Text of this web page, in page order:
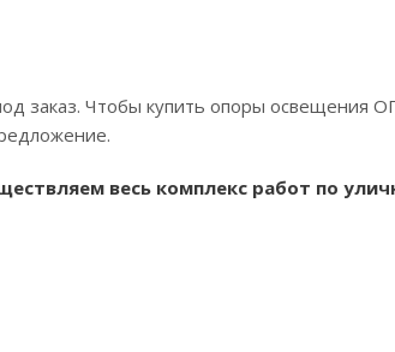
Чтобы купить опоры освещения
весь комплекс работ по